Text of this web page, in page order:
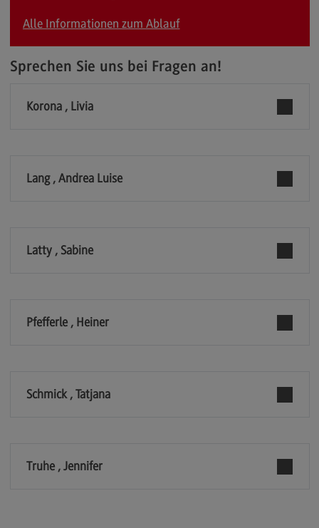
Alle Informationen zum Ablauf
Sprechen Sie uns bei Fragen an!
Korona , Livia
Lang , Andrea Luise
Latty , Sabine
Pfefferle , Heiner
Schmick , Tatjana
Truhe , Jennifer